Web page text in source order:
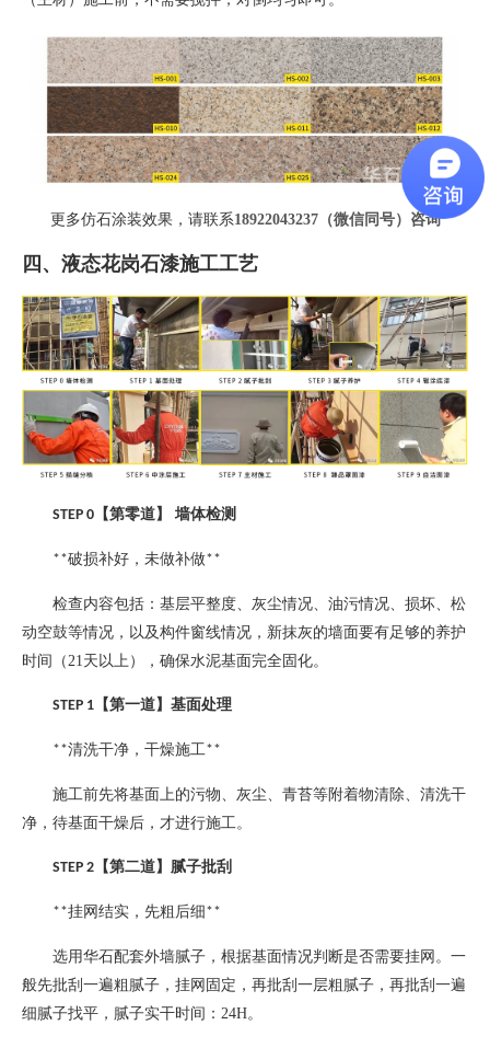
更多仿石涂装效果，请联系18922043237（微信同号） 咨询
四、液态花岗石漆施工工艺
STEP 0 【第零道】 墙体检测
**破损补好，未做补做**
检查内容包括：基层平整度、灰尘情况、油污情况、损坏、松
动空鼓等情况，以及构件窗线情况，新抹灰的墙面要有足够的养护
时间（21天以上），确保水泥基面完全固化。
STEP 1 【第一道】基面处理
**清洗干净，干燥施工**
施工前先将基面上的污物、灰尘、青苔等附着物清除、清洗干
净，待基面干燥后，才进行施工。
STEP 2 【第二道】腻子批刮
**挂网结实，先粗后细 **
选用华石配套外墙腻子，根据基面情况判断是否需要挂网。一
般先批刮一遍粗腻子，挂网固定，再批刮一层粗腻子，再批刮一遍
细腻子找平，腻子实干时间： 24H。